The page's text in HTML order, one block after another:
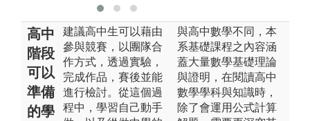
高中
階段
可以
準備
的學
建議高中生可以藉由
參與競賽，以團隊合
作方式，透過實驗，
完成作品，賽後並能
進行檢討。從這個過
程中，學習自己動手
與高中數學不同，本
系基礎課程之內容涵
蓋大量數學基礎理論
與證明，在閱讀高中
數學學科與知識時，
除了會運用公式計算